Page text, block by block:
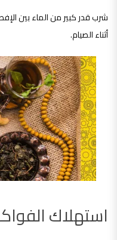
شرب قدر كبير من الماء بين
أثناء الصيام.
استهلاك